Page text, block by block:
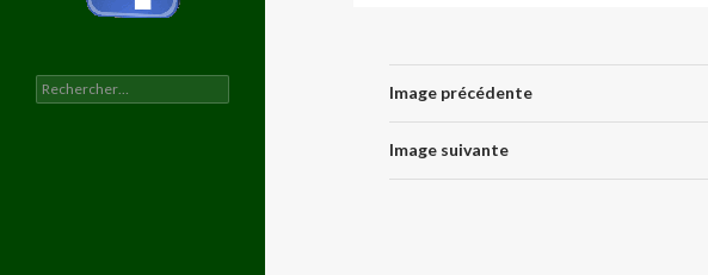
Image précédente
Image suivante
Rechercher :